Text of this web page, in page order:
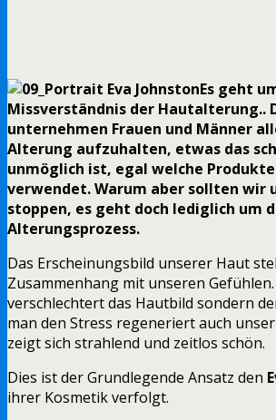
Es geht
Missverständnis der Hautalterung..
unternehmen Frauen und Männer
Alterung aufzuhalten, etwas das
unmöglich ist, egal welche
verwendet. Warum aber sollten wir
stoppen, es geht doch lediglich um
Alterungsprozess.
Das Erscheinungsbild unserer Haut
Zusammenhang mit unseren
verschlechtert das Hautbild sondern
man den Stress regeneriert auch
zeigt sich strahlend und zeitlos schön.
Dies ist der Grundlegende Ansatz den
ihrer Kosmetik verfolgt.